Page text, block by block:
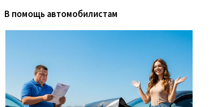
В помощь автомобилистам